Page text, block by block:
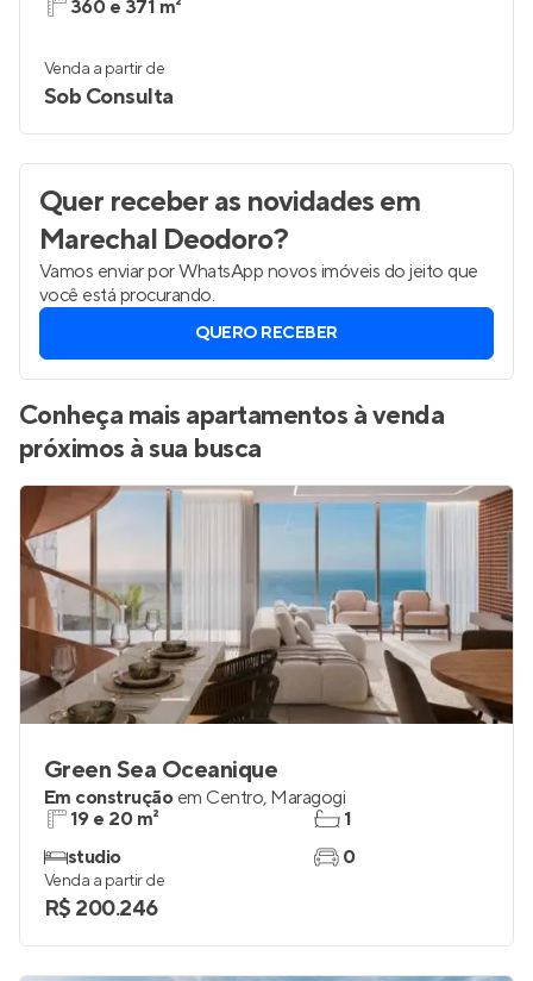
360 e 371 m²
Venda a partir de
Sob Consulta
Quer receber as novidadesem
Marechal Deodoro?
Vamos enviar por WhatsApp novos imóveis do jeito que
você está procurando.
QUERO RECEBER
Conheça mais apartamentos à venda
próximos à sua busca
Green Sea Oceanique
Em construção em Centro, Maragogi
19 e 20 m²
studio
1
0
Venda a partir de
R$ 200.246